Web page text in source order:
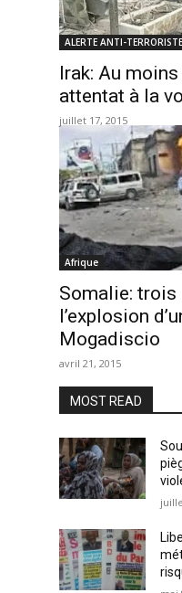
ALERTE ANTI-TERRORISTE
Irak: Au
attentat à la
juillet 17, 2015
Afrique
Somalie:
l’explosion
Mogadiscio
avril 21, 2015
MOST READ